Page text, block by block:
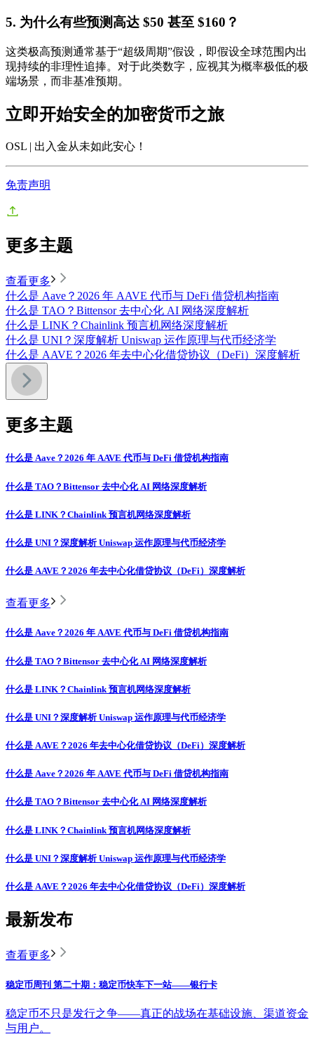
5. 为什么有些预测高达 $50 甚至 $160？
这类极高预测通常基于“超级周期”假设，即假设全球范围内出
现持续的非理性追捧。对于此类数字，应视其为概率极低的极
端场景，而非基准预期。
立即开始安全的加密货币之旅
OSL | 出入金从未如此安心 ！
免责声明
更多主题
查看更多
什么是 Aave？2026 年 AAVE 代币与 DeFi 借贷机构指南
什么是 TAO？Bittensor 去中心化 AI 网络深度解析
什么是 LINK？Chainlink 预言机网络深度解析
什么是 UNI？深度解析 Uniswap 运作原理与代币经济学
什么是 AAVE？2026 年去中心化借贷协议（DeFi）深度解析
更多主题
什么是 Aave？2026 年 AAVE 代币与 DeFi 借贷机构指南
什么是 TAO？Bittensor 去中心化 AI 网络深度解析
什么是 LINK？Chainlink 预言机网络深度解析
什么是 UNI？深度解析 Uniswap 运作原理与代币经济学
什么是 AAVE？2026 年去中心化借贷协议（DeFi）深度解析
查看更多
什么是 Aave？2026 年 AAVE 代币与 DeFi 借贷机构指南
什么是 TAO？Bittensor 去中心化 AI 网络深度解析
什么是 LINK？Chainlink 预言机网络深度解析
什么是 UNI？深度解析 Uniswap 运作原理与代币经济学
什么是 AAVE？2026 年去中心化借贷协议（DeFi）深度解析
什么是 Aave？2026 年 AAVE 代币与 DeFi 借贷机构指南
什么是 TAO？Bittensor 去中心化 AI 网络深度解析
什么是 LINK？Chainlink 预言机网络深度解析
什么是 UNI？深度解析 Uniswap 运作原理与代币经济学
什么是 AAVE？2026 年去中心化借贷协议（DeFi）深度解析
最新发布
查看更多
稳定币周刊 第二十期：稳定币快车下一站——银行卡
稳定币不只是发行之争——真正的战场在基础设施、渠道资金
与用户。